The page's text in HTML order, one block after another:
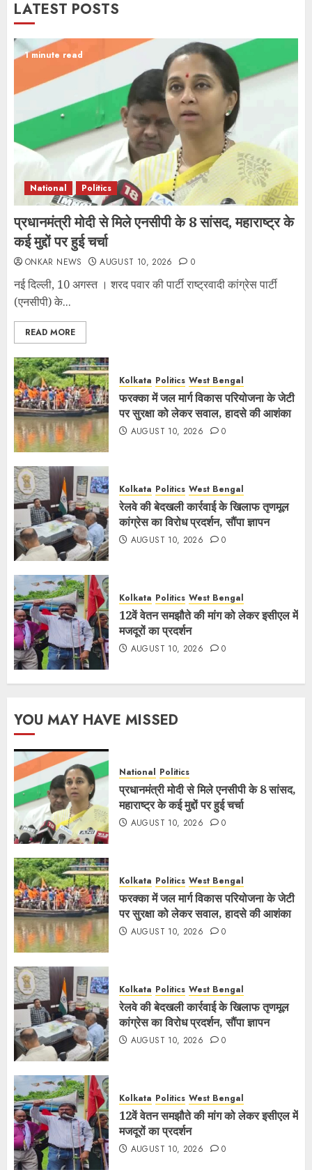
LATEST POSTS
1 minute read
National Politics
प्रधानमंत्री मोदी से मिले एनसीपी के 8 सांसद, महाराष्ट्र के
कई मुद्दों पर हुई चर्चा
ONKAR NEWS AUGUST 10, 2026 0
नई दिल्ली, 10 अगस्त । शरद पवार की पार्टी राष्ट्रवादी कांग्रेस पार्टी
(एनसीपी) के...
READ MORE
Kolkata Politics West Bengal
फरक्का में जल मार्ग विकास परियोजना के जेटी
पर सुरक्षा को लेकर सवाल, हादसे की आशंका
AUGUST 10, 2026 0
Kolkata Politics West Bengal
रेलवे की बेदखली कार्रवाई के खिलाफ तृणमूल
कांग्रेस का विरोध प्रदर्शन, सौंपा ज्ञापन
AUGUST 10, 2026 0
Kolkata Politics West Bengal
12वें वेतन समझौते की मांग को लेकर इसीएल में
मजदूरों का प्रदर्शन
AUGUST 10, 2026 0
YOU MAY HAVE MISSED
National Politics
प्रधानमंत्री मोदी से मिले एनसीपी के 8 सांसद,
महाराष्ट्र के कई मुद्दों पर हुई चर्चा
AUGUST 10, 2026 0
Kolkata Politics West Bengal
फरक्का में जल मार्ग विकास परियोजना के जेटी
पर सुरक्षा को लेकर सवाल, हादसे की आशंका
AUGUST 10, 2026 0
Kolkata Politics West Bengal
रेलवे की बेदखली कार्रवाई के खिलाफ तृणमूल
कांग्रेस का विरोध प्रदर्शन, सौंपा ज्ञापन
AUGUST 10, 2026 0
Kolkata Politics West Bengal
12वें वेतन समझौते की मांग को लेकर इसीएल में
मजदूरों का प्रदर्शन
AUGUST 10, 2026 0